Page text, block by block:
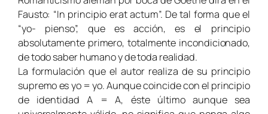
Fausto: “In principio erat actum”. De tal forma que el
“yo- pienso”, que es acción, es el principio
absolutamente primero, totalmente incondicionado,
de todo saber humano y de toda realidad.
La formulación que el autor realiza de su principio
supremo es yo = yo. Aunque coincide con el principio
de identidad A = A, éste último aunque sea